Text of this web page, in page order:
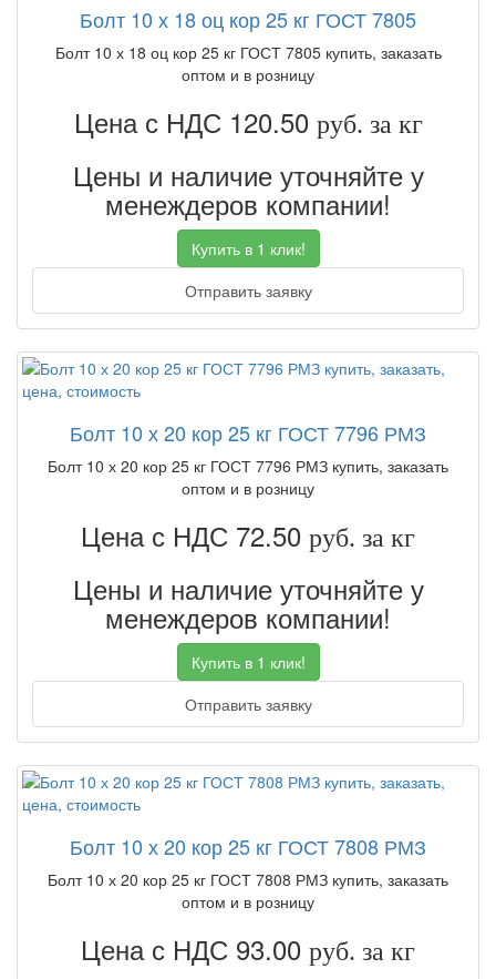
Болт 10 х 18 оц кор 25 кг ГОСТ 7805
Болт 10 х 18 оц кор 25 кг ГОСТ 7805 купить, заказать
оптом и в розницу
Цена с НДС 120.50 руб. за кг
Цены и наличие уточняйте у
менеждеров компании!
Купить в 1 клик!
Отправить заявку
Болт 10 х 20 кор 25 кг ГОСТ 7796 РМЗ
Болт 10 х 20 кор 25 кг ГОСТ 7796 РМЗ купить, заказать
оптом и в розницу
Цена с НДС 72.50 руб. за кг
Цены и наличие уточняйте у
менеждеров компании!
Купить в 1 клик!
Отправить заявку
Болт 10 х 20 кор 25 кг ГОСТ 7808 РМЗ
Болт 10 х 20 кор 25 кг ГОСТ 7808 РМЗ купить, заказать
оптом и в розницу
Цена с НДС 93.00 руб. за кг